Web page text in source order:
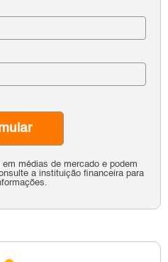
médias de mercado e podem
a instituição financeira para